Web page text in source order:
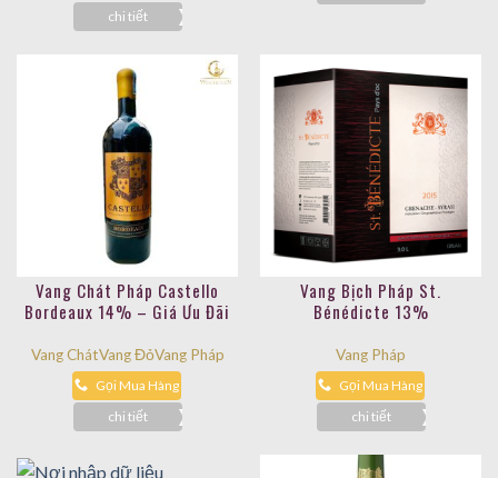
chi tiết
Vang Chát Pháp Castello
Bordeaux 14% – Giá Ưu Đãi
Vang ChátVang ĐỏVang Pháp
Gọi Mua Hàng
chi tiết
Vang Bịch Pháp St.
Bénédicte 13%
Vang Pháp
Gọi Mua Hàng
chi tiết